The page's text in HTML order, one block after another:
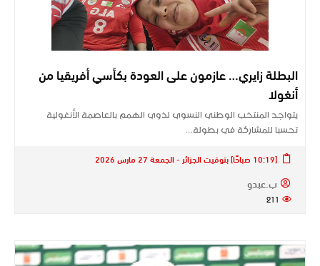
البطلة زايري… عازمون على العودة بكأسي أفريقيا من
أنغولا
يتواجد المنتخب الوطني النسوي لذوي الهمم بالعاصمة الأنغولية
تحسبا للمشاركة في بطولة…
[10:19 صباحًا] بتوقيت الجزائر - الجمعة 27 مارس 2026
ب.عبدو
211